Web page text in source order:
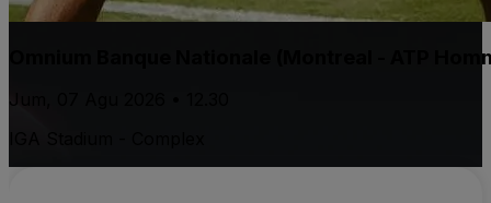
Omnium Banque Nationale (Montreal - ATP
Jum, 07 Agu 2026 • 12.30